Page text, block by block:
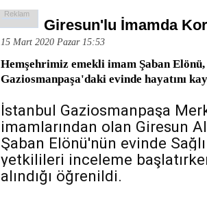
Reklam
Giresun'lu İmamda
15 Mart 2020 Pazar 15:53
Hemşehrimiz emekli imam Şaban
Gaziosmanpaşa'daki evinde hayatını
İstanbul Gaziosmanpaşa
imamlarından olan Giresun
Şaban Elönü'nün evinde
yetkilileri inceleme
alındığı öğrenildi.